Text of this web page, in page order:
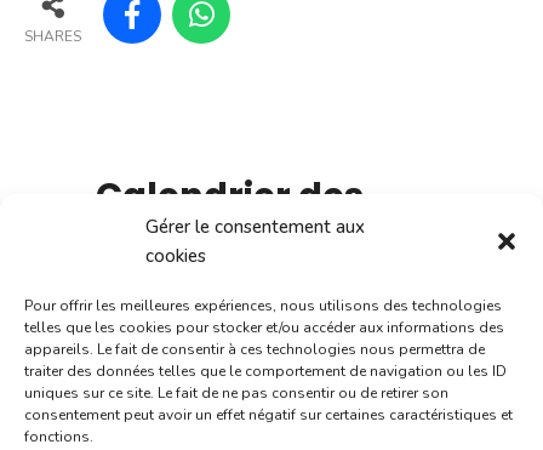
Gérer le consentement aux
cookies
Pour offrir les meilleures expériences, nous utilisons des technologies
telles que les cookies pour stocker et/ou accéder aux informations des
appareils. Le fait de consentir à ces technologies nous permettra de
traiter des données telles que le comportement de navigation ou les ID
uniques sur ce site. Le fait de ne pas consentir ou de retirer son
consentement peut avoir un effet négatif sur certaines caractéristiques et
fonctions.
SHARES
Calendrier des
évènements :
L M M J V S D